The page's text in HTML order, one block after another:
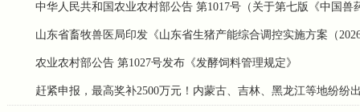
中华人民共和国农业农村部公告 第1017号（关于第七版《中国兽
山东省畜牧兽医局印发《山东省生猪产能综合调控实施方案（
农业农村部公告 第1027号发布《发酵饲料管理规定》
赶紧申报，最高奖补2500万元！内蒙古、吉林、黑龙江等地纷纷